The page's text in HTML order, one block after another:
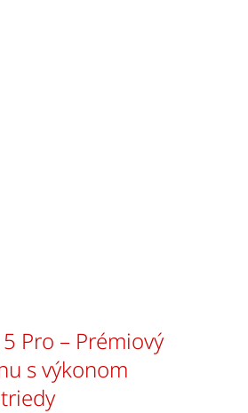
Pro – Prémiový
s výkonom